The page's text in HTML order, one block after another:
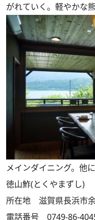
がれていく。軽やかな
メインダイニング。他
徳山鮓(とくやまずし)
所在地 滋賀県長浜市
電話番号 0749-86-